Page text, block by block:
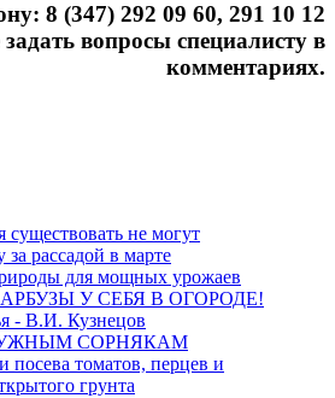
8 (347) 292 09 60, 291 10 12
вопросы специалисту в
комментариях.
существовать не могут
за рассадой в марте
для мощных урожаев
У СЕБЯ В ОГОРОДЕ!
- В.И. Кузнецов
СОРНЯКАМ
посева томатов, перцев и
грунта